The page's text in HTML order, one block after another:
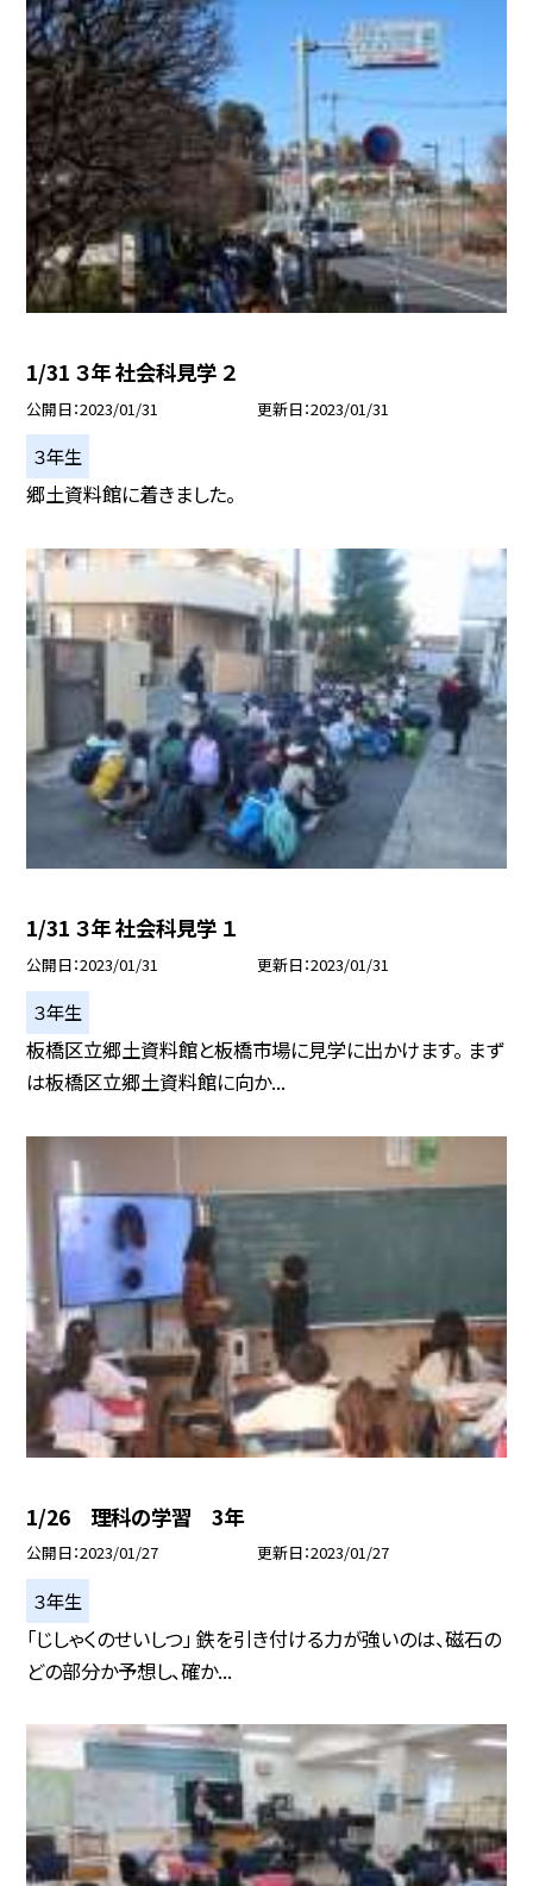
1/31 ３年 社会科見学 ２
公開日 2023/01/31 更新日 2023/01/31
３年生
郷土資料館に着きました。
1/31 ３年 社会科見学 １
公開日 2023/01/31 更新日 2023/01/31
３年生
板橋区立郷土資料館と板橋市場に見学に出かけます。 まず
は板橋区立郷土資料館に向か...
1/26 理科の学習 3年
公開日 2023/01/27 更新日 2023/01/27
３年生
「じしゃくのせいしつ」 鉄を引き付ける力が強いのは、磁石の
どの部分か予想し、確か...